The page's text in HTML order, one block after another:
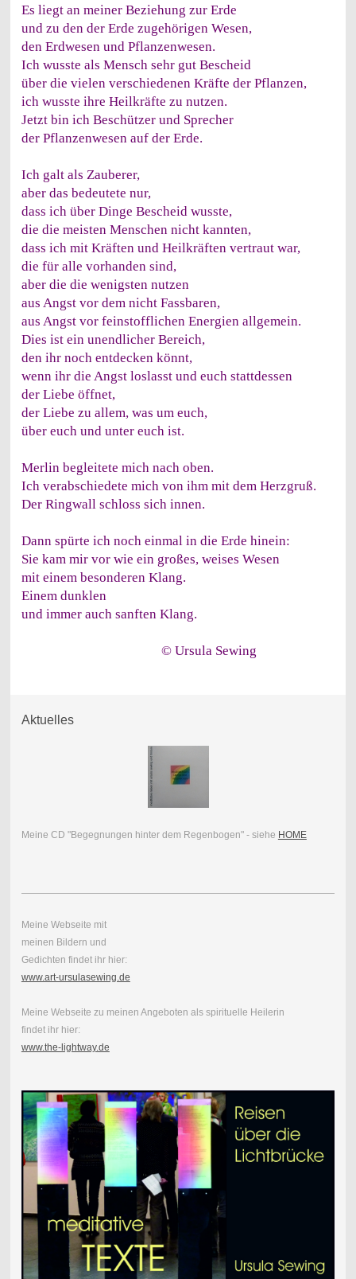
Es liegt an meiner Beziehung zur Erde
und zu den der Erde zugehörigen Wesen,
den Erdwesen und Pflanzenwesen.
Ich wusste als Mensch sehr gut Bescheid
über die vielen verschiedenen Kräfte der Pflanzen,
ich wusste ihre Heilkräfte zu nutzen.
Jetzt bin ich Beschützer und Sprecher
der Pflanzenwesen auf der Erde.
Ich galt als Zauberer,
aber das bedeutete nur,
dass ich über Dinge Bescheid wusste,
die die meisten Menschen nicht kannten,
dass ich mit Kräften und Heilkräften vertraut war,
die für alle vorhanden sind,
aber die die wenigsten nutzen
aus Angst vor dem nicht Fassbaren,
aus Angst vor feinstofflichen Energien allgemein.
Dies ist ein unendlicher Bereich,
den ihr noch entdecken könnt,
wenn ihr die Angst loslasst und euch stattdessen
der Liebe öffnet,
der Liebe zu allem, was um euch,
über euch und unter euch ist.
Merlin begleitete mich nach oben.
Ich verabschiedete mich von ihm mit dem Herzgruß.
Der Ringwall schloss sich innen.
Dann spürte ich noch einmal in die Erde hinein:
Sie kam mir vor wie ein großes, weises Wesen
mit einem besonderen Klang.
Einem dunklen
und immer auch sanften Klang.
© Ursula Sewing
Aktuelles
Meine CD "Begegnungen hinter dem Regenbogen" - siehe HOME
Meine Webseite mit
meinen Bildern und
Gedichten findet ihr hier:
www.art-ursulasewing.de
Meine Webseite zu meinen Angeboten als spirituelle Heilerin
findet ihr hier:
www.the-lightway.de